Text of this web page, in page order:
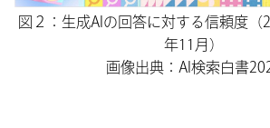
図２：生成AIの回答に対する信頼度（
年11月）
画像出典：AI検索白書